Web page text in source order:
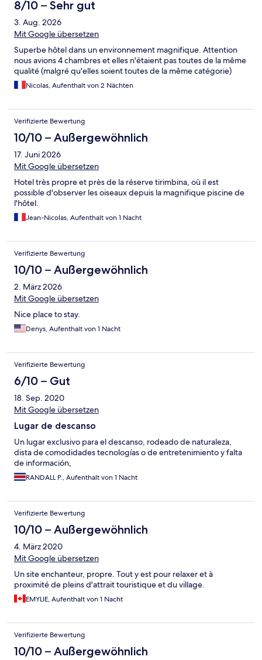
8/10 – Sehr gut
3. Aug. 2026
Mit Google übersetzen
Superbe hôtel dans un environnement magnifique. Attention
nous avions 4 chambres et elles n'étaient pas toutes de la même
qualité (malgré qu'elles soient toutes de la même catégorie)
Nicolas, Aufenthalt von 2 Nächten
Verifizierte Bewertung
10/10 – Außergewöhnlich
17. Juni 2026
Mit Google übersetzen
Hotel très propre et près de la réserve tirimbina, où il est
possible d'observer les oiseaux depuis la magnifique piscine de
l'hôtel.
Jean-Nicolas, Aufenthalt von 1 Nacht
Verifizierte Bewertung
10/10 – Außergewöhnlich
2. März 2026
Mit Google übersetzen
Nice place to stay.
Denys, Aufenthalt von 1 Nacht
Verifizierte Bewertung
6/10 – Gut
18. Sep. 2020
Mit Google übersetzen
Lugar de descanso
Un lugar exclusivo para el descanso, rodeado de naturaleza,
dista de comodidades tecnologías o de entretenimiento y falta
de información,
RANDALL P., Aufenthalt von 1 Nacht
Verifizierte Bewertung
10/10 – Außergewöhnlich
4. März 2020
Mit Google übersetzen
Un site enchanteur, propre. Tout y est pour relaxer et à
proximité de pleins d'attrait touristique et du village.
EMYLIE, Aufenthalt von 1 Nacht
Verifizierte Bewertung
10/10 – Außergewöhnlich